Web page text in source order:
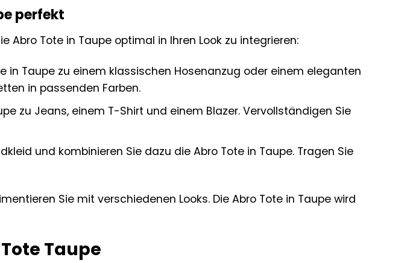
perfekt
Abro Tote in Taupe optimal in Ihren Look zu integrieren:
in Taupe zu einem klassischen Hosenanzug oder einem eleganten
in passenden Farben.
zu Jeans, einem T-Shirt und einem Blazer. Vervollständigen Sie
und kombinieren Sie dazu die Abro Tote in Taupe. Tragen Sie
Sie mit verschiedenen Looks. Die Abro Tote in Taupe wird
Taupe